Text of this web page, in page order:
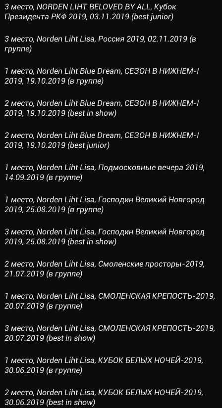
3 место, NORDEN LIHT BELOVED BY ALL, Кубок
Президента РКФ 2019, 03.11.2019 (best junior)
3 место, Norden Liht Lisa, Россия 2019, 02.11.2019 (в
группе)
1 место, Norden Liht Blue Dream, СЕЗОН В НИЖНЕМ-I
2019, 19.10.2019 (в группе)
2 место, Norden Liht Blue Dream, СЕЗОН В НИЖНЕМ-I
2019, 19.10.2019 (best in show)
2 место, Norden Liht Blue Dream, СЕЗОН В НИЖНЕМ-I
2019, 19.10.2019 (best junior)
1 место, Norden Liht Lisa, Подмосковные вечера 2019,
14.09.2019 (в группе)
1 место, Norden Liht Lisa, Господин Великий Новгород
2019, 25.08.2019 (в группе)
3 место, Norden Liht Lisa, Господин Великий Новгород
2019, 25.08.2019 (best in show)
2 место, Norden Liht Lisa, Смоленские просторы-2019,
21.07.2019 (в группе)
1 место, Norden Liht Lisa, СМОЛЕНСКАЯ КРЕПОСТЬ-2019,
20.07.2019 (в группе)
3 место, Norden Liht Lisa, СМОЛЕНСКАЯ КРЕПОСТЬ-2019,
20.07.2019 (best in show)
1 место, Norden Liht Lisa, КУБОК БЕЛЫХ НОЧЕЙ-2019,
30.06.2019 (в группе)
2 место, Norden Liht Lisa, КУБОК БЕЛЫХ НОЧЕЙ-2019,
30.06.2019 (best in show)